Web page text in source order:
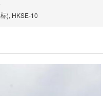
), HKSE-10